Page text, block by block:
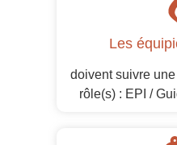
Les
doivent suivre
rôle(s) : EPI /